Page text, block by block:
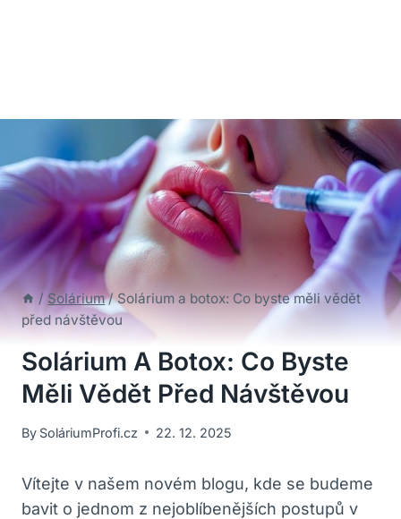
/ Solárium / Solárium a botox: Co byste měli vědět
před návštěvou
Solárium A Botox: Co Byste
Měli Vědět Před Návštěvou
By SoláriumProfi.cz 22. 12. 2025
Vítejte v našem novém blogu, kde se budeme
bavit o jednom z nejoblíbenějších postupů v